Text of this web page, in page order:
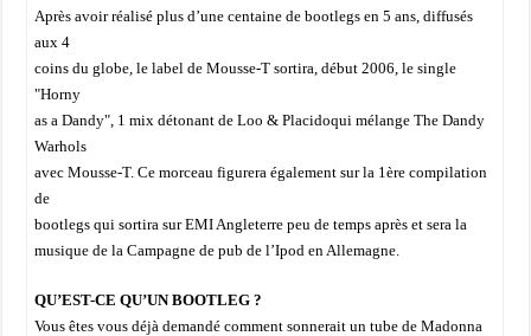
Après avoir réalisé plus d’une centaine de bootlegs en 5 ans, diffusés
aux 4
coins du globe, le label de Mousse-T sortira, début 2006, le single
"Horny
as a Dandy", 1 mix détonant de Loo & Placidoqui mélange The Dandy
Warhols
avec Mousse-T. Ce morceau figurera également sur la 1ère compilation
de
bootlegs qui sortira sur EMI Angleterre peu de temps après et sera la
musique de la Campagne de pub de l’Ipod en Allemagne.
QU’EST-CE QU’UN BOOTLEG ?
Vous êtes vous déjà demandé comment sonnerait un tube de Madonna